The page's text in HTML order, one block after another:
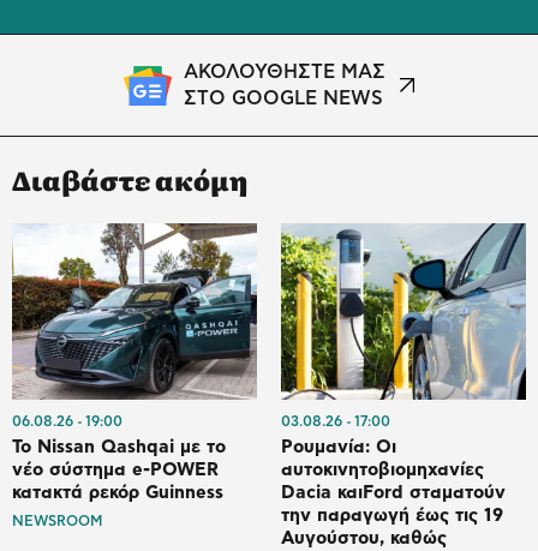
ΑΚΟΛΟΥΘΗΣΤΕ ΜΑΣ
ΣΤΟ GOOGLE NEWS
Διαβάστε ακόμη
06.08.26 19:00
Το Nissan Qashqai με το
νέο σύστημα e-POWER
κατακτά ρεκόρ Guinness
NEWSROOM
03.08.26 17:00
Ρουμανία: Οι
αυτοκινητοβιομηχανίες
Dacia και⁠Ford σταματούν
την παραγωγή έως τις 19
Αυγούστου, καθώς